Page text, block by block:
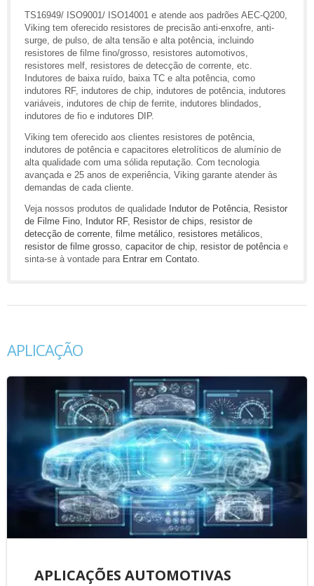
TS16949/ ISO9001/ ISO14001 e atende aos padrões AEC-Q200,
Viking tem oferecido resistores de precisão anti-enxofre, anti-
surge, de pulso, de alta tensão e alta potência, incluindo
resistores de filme fino/grosso, resistores automotivos,
resistores melf, resistores de detecção de corrente, etc.
Indutores de baixa ruído, baixa TC e alta potência, como
indutores RF, indutores de chip, indutores de potência, indutores
variáveis, indutores de chip de ferrite, indutores blindados,
indutores de fio e indutores DIP.
Viking tem oferecido aos clientes resistores de potência,
indutores de potência e capacitores eletrolíticos de alumínio de
alta qualidade com uma sólida reputação. Com tecnologia
avançada e 25 anos de experiência, Viking garante atender às
demandas de cada cliente.
Veja nossos produtos de qualidade Indutor de Potência Resistor
de Filme Fino Indutor RF, Resistor de chips resistor de
detecção de corrente filme metálico resistores metálicos
resistor de filme grosso capacitor de chip resistor de potência e
sinta-se à vontade para Entrar em Contato
APLICAÇÃO
APLICAÇÕES AUTOMOTIVAS